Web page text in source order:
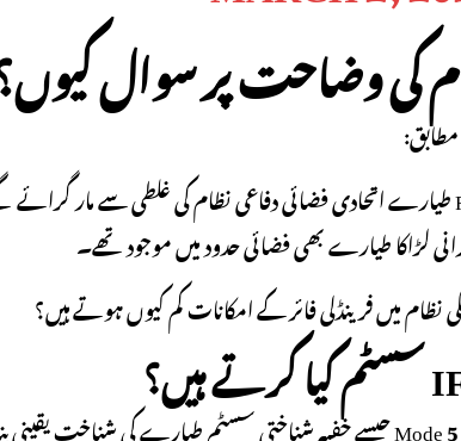
کی وضاحت پر سوال
لڑاکا طیارے بھی فضائی حدود میں موجود تھے۔
نظام میں فرینڈلی فائر کے امکانات کم کیوں ہوتے ہیں؟